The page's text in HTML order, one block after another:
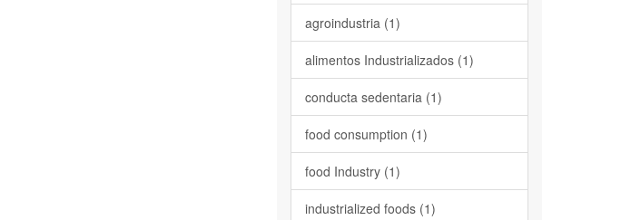
agroindustria (1)
alimentos Industrializados (1)
conducta sedentaria (1)
food consumption (1)
food Industry (1)
industrialized foods (1)